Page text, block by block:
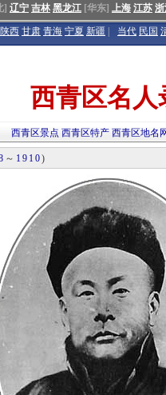
] 辽宁 吉林 黑龙江 [华东] 上海 江苏
陕西 甘肃 青海 宁夏 新疆 当代 民国
西青区名人
西青区景点 西青区特产 西青区地名
～ 1910)